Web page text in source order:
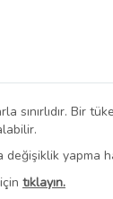
sınırlıdır. Bir
yapma
tıklayın.